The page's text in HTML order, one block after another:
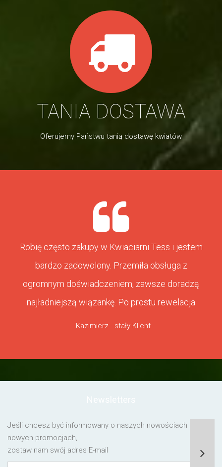
TANIA DOSTAWA
Oferujemy Państwu tanią dostawę kwiatów
Robię często zakupy w Kwiaciarni Tess i jestem
bardzo zadowolony. Przemiła obsługa z
ogromnym doświadczeniem, zawsze doradzą
najładniejszą wiązankę. Po prostu rewelacja
- Kazimierz - stały Klient
Jeśli chcesz być informowany o naszych nowościach lub o
nowych promocjach,
zostaw nam swój adres E-mail